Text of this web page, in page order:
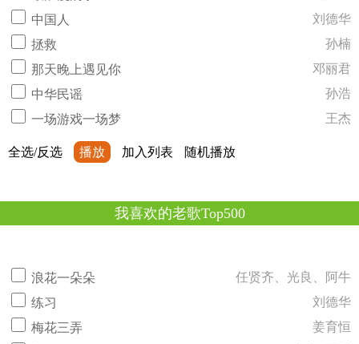
中国人
刘德华
拯救
孙楠
那天晚上遇见你
邓丽君
中华民谣
孙浩
一场游戏一场梦
王杰
全选/反选 播放 加入列表 随机播放
我喜欢的老歌Top500
浪花一朵朵
任贤齐、光良、阿牛
练习
刘德华
梅花三弄
姜育恒